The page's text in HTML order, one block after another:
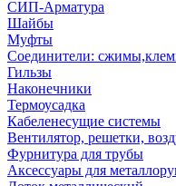
СИП-Арматура
Шайбы
Муфты
Соединители:
Гильзы
Наконечники
Термоусадка
Кабеленесущие системы
Вентилятор, решетки,
Фурнитура для трубы
Аксессуары для